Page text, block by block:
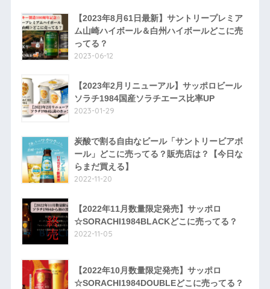
【2023年8月61日最新】サントリープレミア
ム山崎ハイボール＆白州ハイボールどこに売
ってる？
2023-06-12
【2023年2月リニューアル】サッポロビール
ソラチ1984国産ソラチエース比率UP
2023-01-29
炭酸で割る自由なビール「サントリービアボ
ール」どこに売ってる？販売店は？【今日な
らまだ買える】
2022-11-20
【2022年11月数量限定発売】サッポロ
☆SORACHI1984BLACKどこに売ってる？
2022-11-05
【2022年10月数量限定発売】サッポロ
☆SORACHI1984DOUBLEどこに売ってる？